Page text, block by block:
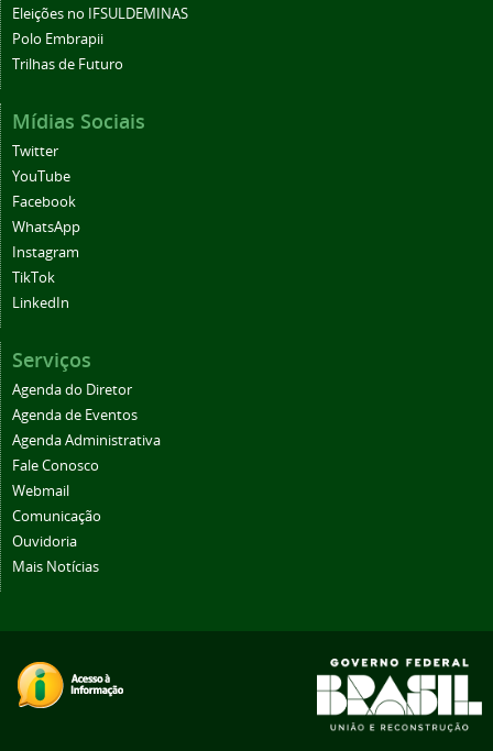
Eleições no IFSULDEMINAS
Polo Embrapii
Trilhas de Futuro
Mídias Sociais
Twitter
YouTube
Facebook
WhatsApp
Instagram
TikTok
LinkedIn
Serviços
Agenda do Diretor
Agenda de Eventos
Agenda Administrativa
Fale Conosco
Webmail
Comunicação
Ouvidoria
Mais Notícias